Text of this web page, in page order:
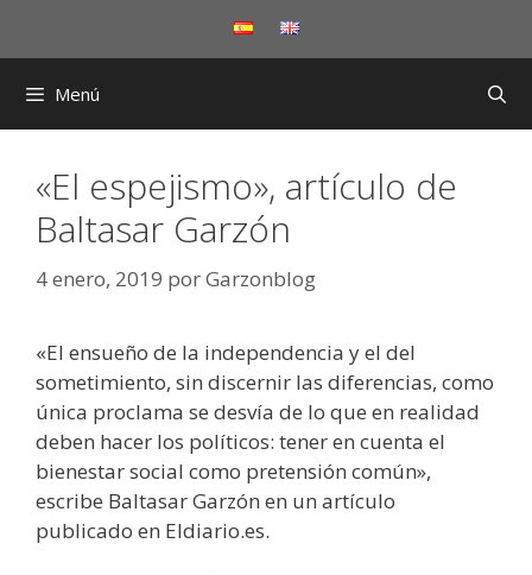
Menú
«El espejismo», artículo de
Baltasar Garzón
4 enero, 2019 porGarzonblog
«El ensueño de la independencia y el del
sometimiento, sin discernir las diferencias, como
única proclama se desvía de lo que en realidad
deben hacer los políticos: tener en cuenta el
bienestar social como pretensión común»,
escribe Baltasar Garzón en un artículo
publicado en Eldiario.es.